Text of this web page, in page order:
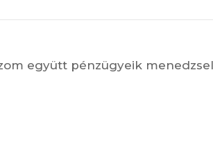
együtt pénzügyeik